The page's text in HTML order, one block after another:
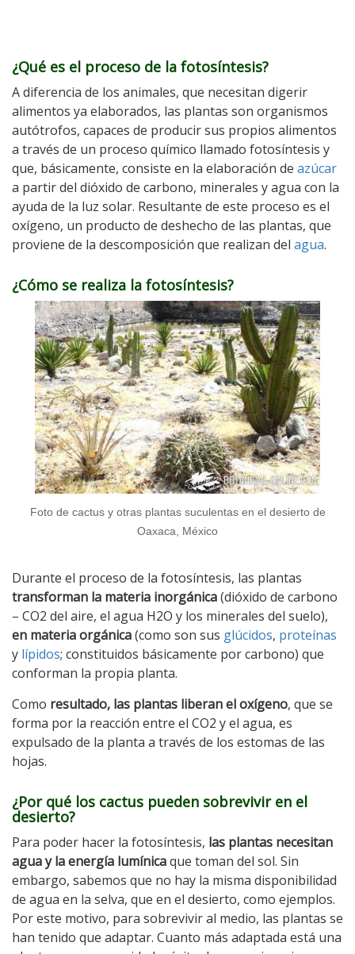
¿Qué es el proceso de la fotosíntesis?
A diferencia de los animales, que necesitan digerir
alimentos ya elaborados, las plantas son organismos
autótrofos, capaces de producir sus propios alimentos
a través de un proceso químico llamado fotosíntesis y
que, básicamente, consiste en la elaboración de azúcar
a partir del dióxido de carbono, minerales y agua con la
ayuda de la luz solar. Resultante de este proceso es el
oxígeno, un producto de deshecho de las plantas, que
proviene de la descomposición que realizan del agua.
¿Cómo se realiza la fotosíntesis?
Foto de cactus y otras plantas suculentas en el desierto de
Oaxaca, México
Durante el proceso de la fotosíntesis, las plantas
transforman la materia inorgánica(dióxido de carbono
– CO2 del aire, el agua H2O y los minerales del suelo),
en materia orgánica(como son sus glúcidos, proteínas
y lípidos; constituidos básicamente por carbono) que
conforman la propia planta.
Como resultado, las plantas liberan el oxígeno, que se
forma por la reacción entre el CO2 y el agua, es
expulsado de la planta a través de los estomas de las
hojas.
¿Por qué los cactus pueden sobrevivir en el
desierto?
Para poder hacer la fotosíntesis, las plantas necesitan
agua y la energía lumínicaque toman del sol. Sin
embargo, sabemos que no hay la misma disponibilidad
de agua en la selva, que en el desierto, como ejemplos.
Por este motivo, para sobrevivir al medio, las plantas se
han tenido que adaptar. Cuanto más adaptada está una